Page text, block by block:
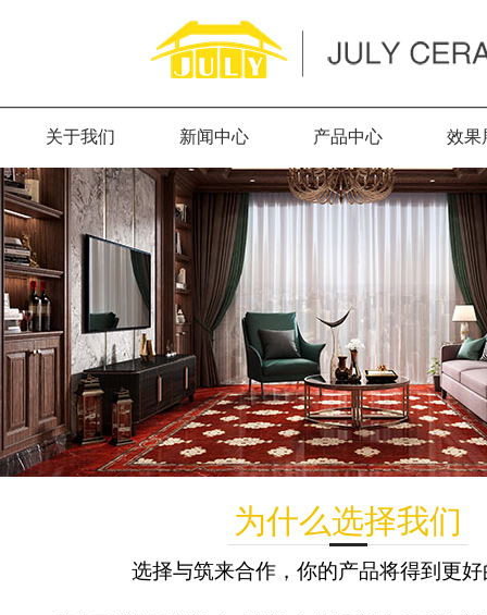
关于我们 新闻中心 产品中心 效果
为什么选择我们
选择与筑来合作，你的产品将得到更